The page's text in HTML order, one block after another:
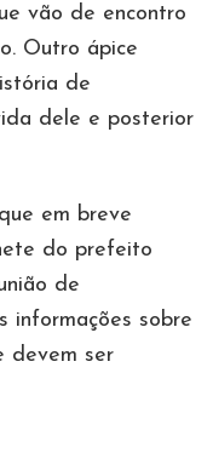
vão de encontro
Outro ápice
de
dele e posterior
em breve
do prefeito
de
informações sobre
devem ser